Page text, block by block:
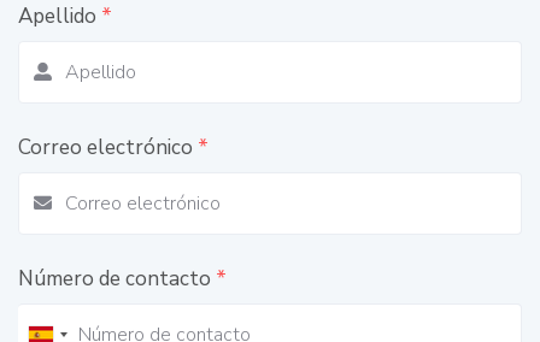
Apellido *
Correo electrónico *
Número de contacto *